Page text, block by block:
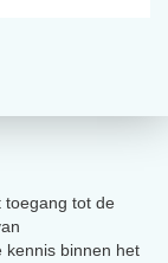
toegang tot de
kennis binnen het